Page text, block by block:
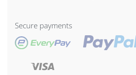
Secure payments